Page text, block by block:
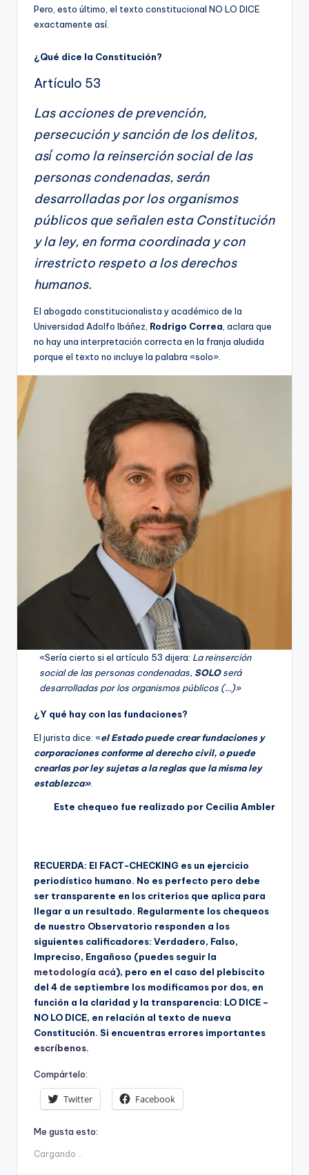
Pero, esto último, el texto constitucional NO LO DICE
exactamente así.
¿Qué dice la Constitución?
Artículo 53
Las acciones de prevención,
persecución y sanción de los delitos,
así́ como la reinserción social de las
personas condenadas, serán
desarrolladas por los organismos
públicos que señalen esta Constitución
y la ley, en forma coordinada y con
irrestricto respeto a los derechos
humanos.
El abogado constitucionalista y académico de la
Universidad Adolfo Ibáñez, Rodrigo Correa, aclara que
no hay una interpretación correcta en la franja aludida
porque el texto no incluye la palabra «solo».
«Sería cierto si el artículo 53 dijera: La reinserción
social de las personas condenadas, SOLOserá
desarrolladas por los organismos públicos (…)»
¿Y qué hay con las fundaciones?
El jurista dice: «el Estado puede crear fundaciones y
corporaciones conforme al derecho civil, o puede
crearlas por ley sujetas a la reglas que la misma ley
establezca».
Este chequeo fue realizado por Cecilia Ambler
RECUERDA: El FACT-CHECKING es un ejercicio
periodístico humano. No es perfecto pero debe
ser transparente en los criterios que aplica para
llegar a un resultado. Regularmente los chequeos
de nuestro Observatorio responden a los
siguientes calificadores: Verdadero, Falso,
Impreciso, Engañoso (puedes seguir la
metodología acá), pero en el caso del plebiscito
del 4 de septiembre los modificamos por dos, en
función a la claridad y la transparencia: LO DICE –
NO LO DICE, en relación al texto de nueva
Constitución. Si encuentras errores importantes
escríbenos.
Compártelo:
Twitter Facebook
Me gusta esto:
Cargando...